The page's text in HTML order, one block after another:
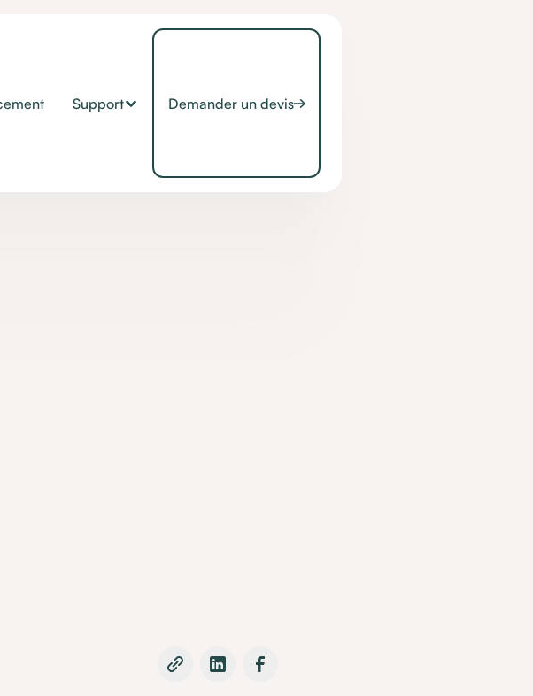
Support Demander un devis